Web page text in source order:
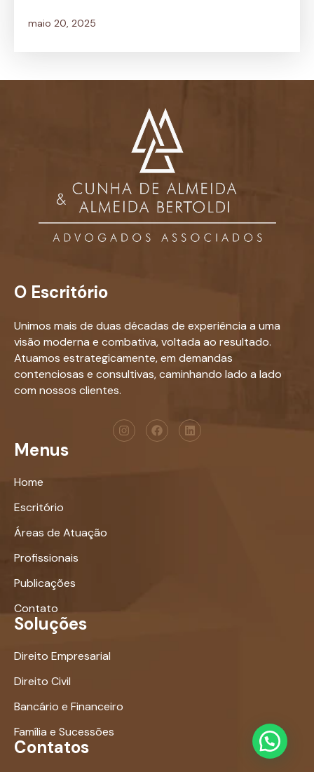
maio 20, 2025
O Escritório
Unimos mais de duas décadas de experiência a uma
visão moderna e combativa, voltada ao resultado.
Atuamos estrategicamente, em demandas
contenciosas e consultivas, caminhando lado a lado
com nossos clientes.
Menus
Home
Escritório
Áreas de Atuação
Profissionais
Publicações
Contato
Soluções
Direito Empresarial
Direito Civil
Bancário e Financeiro
Família e Sucessões
Contatos